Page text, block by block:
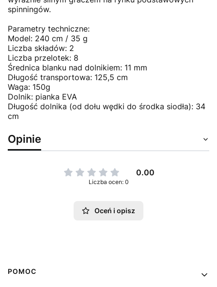
spinningów.
Parametry techniczne:
Model: 240 cm / 35 g
Liczba składów: 2
Liczba przelotek: 8
Średnica blanku nad dolnikiem: 11 mm
Długość transportowa: 125,5 cm
Waga: 150g
Dolnik: pianka EVA
Długość dolnika (od dołu wędki do środka siodła): 34
cm
Opinie
0.00
Liczba ocen: 0
Oceń i opisz
Linki w stopce
POMOC